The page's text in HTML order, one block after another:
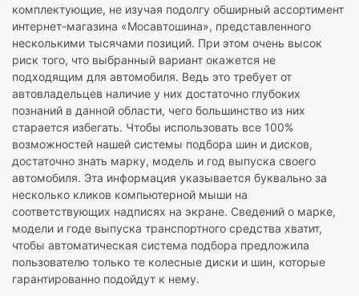
комплектующие, не изучая подолгу обширный ассортимент
интернет-магазина «Мосавтошина», представленного
несколькими тысячами позиций. При этом очень высок
риск того, что выбранный вариант окажется не
подходящим для автомобиля. Ведь это требует от
автовладельцев наличие у них достаточно глубоких
познаний в данной области, чего большинство из них
старается избегать. Чтобы использовать все 100%
возможностей нашей системы подбора шин и дисков,
достаточно знать марку, модель и год выпуска своего
автомобиля. Эта информация указывается буквально за
несколько кликов компьютерной мыши на
соответствующих надписях на экране. Сведений о марке,
модели и годе выпуска транспортного средства хватит,
чтобы автоматическая система подбора предложила
пользователю только те колесные диски и шин, которые
гарантированно подойдут к нему.